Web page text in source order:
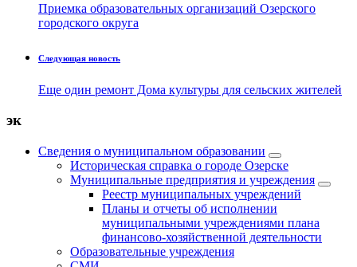
Приемка образовательных организаций Озерского
городского округа
Следующая новость
Еще один ремонт Дома культуры для сельских жителей
эк
Сведения о муниципальном образовании
Историческая справка о городе Озерске
Муниципальные предприятия и учреждения
Реестр муниципальных учреждений
Планы и отчеты об исполнении
муниципальными учреждениями плана
финансово-хозяйственной деятельности
Образовательные учреждения